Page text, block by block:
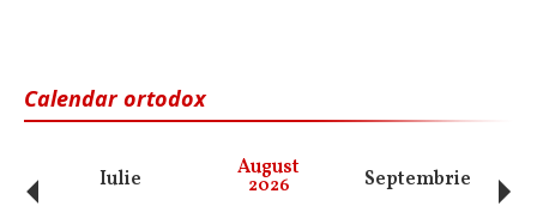
Calendar ortodox
Iulie August
2026 Septembrie